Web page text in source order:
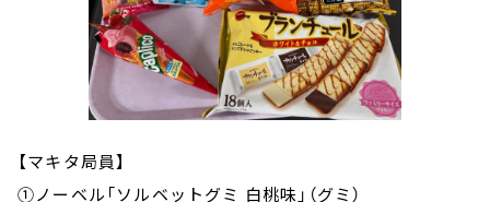
【マキタ局員】
①ノーベル「ソルベットグミ 白桃味」（グミ）